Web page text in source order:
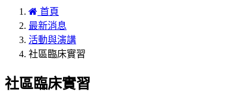
首頁
最新消息
活動與演講
社區臨床實習
社區臨床實習